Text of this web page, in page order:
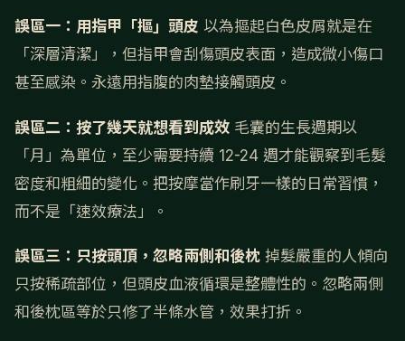
誤區一：用指甲「摳」頭皮 以為摳起白色皮屑就是在
「深層清潔」，但指甲會刮傷頭皮表面，造成微小傷口
甚至感染。永遠用指腹的肉墊接觸頭皮。
誤區二：按了幾天就想看到成效 毛囊的生長週期以
「月」為單位，至少需要持續 12-24 週才能觀察到毛髮
密度和粗細的變化。把按摩當作刷牙一樣的日常習慣，
而不是「速效療法」。
誤區三：只按頭頂，忽略兩側和後枕 掉髮嚴重的人傾向
只按稀疏部位，但頭皮血液循環是整體性的。忽略兩側
和後枕區等於只修了半條水管，效果打折。